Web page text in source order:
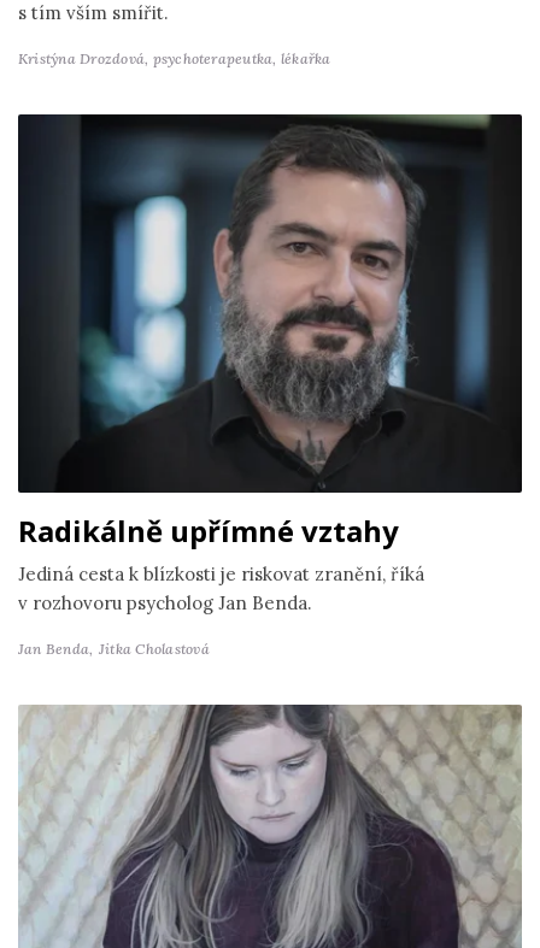
s tím vším smířit.
Kristýna Drozdová, psychoterapeutka, lékařka
Radikálně upřímné vztahy
Jediná cesta k blízkosti je riskovat zranění, říká
v rozhovoru psycholog Jan Benda.
Jan Benda, Jitka Cholastová